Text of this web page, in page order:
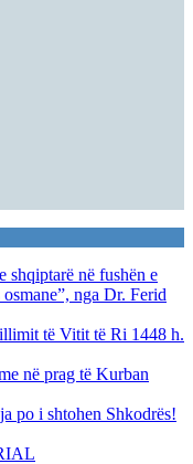
shqiptarë në fushën e
nga Dr. Ferid
të Vitit të Ri 1448 h.
në prag të Kurban
po i shtohen Shkodrës!